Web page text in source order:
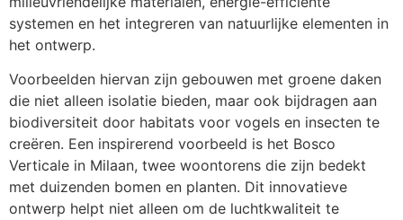
systemen en het integreren van natuurlijke elementen in
het ontwerp.
Voorbeelden hiervan zijn gebouwen met groene daken
die niet alleen isolatie bieden, maar ook bijdragen aan
biodiversiteit door habitats voor vogels en insecten te
creëren. Een inspirerend voorbeeld is het Bosco
Verticale in Milaan, twee woontorens die zijn bedekt
met duizenden bomen en planten. Dit innovatieve
ontwerp helpt niet alleen om de luchtkwaliteit te